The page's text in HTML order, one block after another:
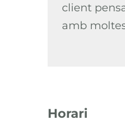
client
amb
Horari